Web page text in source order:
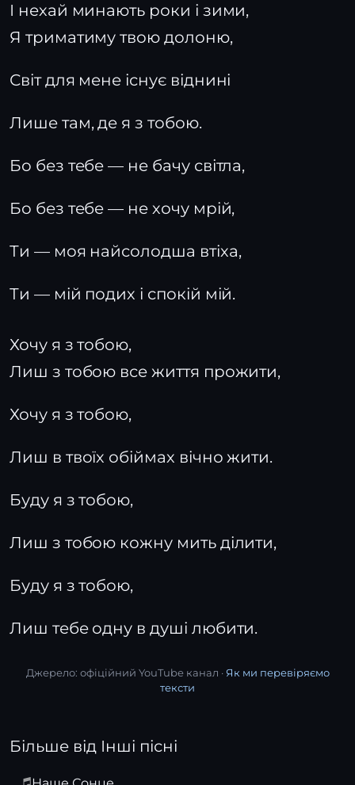
І нехай минають роки і зими,
Я триматиму твою долоню,
Світ для мене існує віднині
Лише там, де я з тобою.
Бо без тебе — не бачу світла,
Бо без тебе — не хочу мрій,
Ти — моя найсолодша втіха,
Ти — мій подих і спокій мій.
Хочу я з тобою,
Лиш з тобою все життя прожити,
Хочу я з тобою,
Лиш в твоїх обіймах вічно жити.
Буду я з тобою,
Лиш з тобою кожну мить ділити,
Буду я з тобою,
Лиш тебе одну в душі любити.
Джерело: офіційний YouTube канал · Як ми перевіряємо
тексти
Більше від Інші пісні